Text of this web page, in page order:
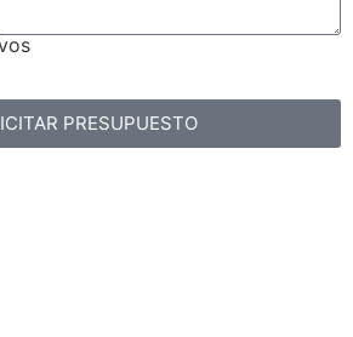
PRESUPUESTO